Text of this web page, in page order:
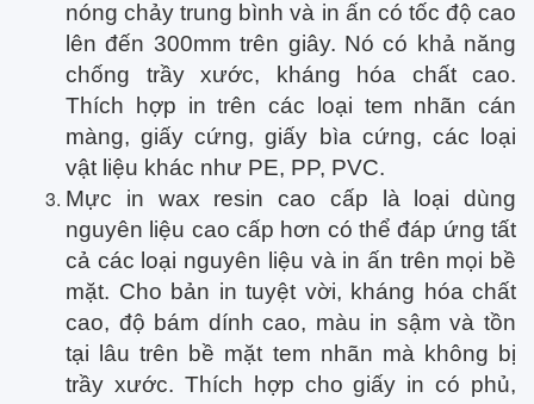
nóng chảy trung bình và in ấn có tốc độ cao
lên đến 300mm trên giây. Nó có khả năng
chống trầy xước, kháng hóa chất cao.
Thích hợp in trên các loại tem nhãn cán
màng, giấy cứng, giấy bìa cứng, các loại
vật liệu khác như PE, PP, PVC.
Mực in wax resin cao cấp là loại dùng
nguyên liệu cao cấp hơn có thể đáp ứng tất
cả các loại nguyên liệu và in ấn trên mọi bề
mặt. Cho bản in tuyệt vời, kháng hóa chất
cao, độ bám dính cao, màu in sậm và tồn
tại lâu trên bề mặt tem nhãn mà không bị
trầy xước. Thích hợp cho giấy in có phủ,